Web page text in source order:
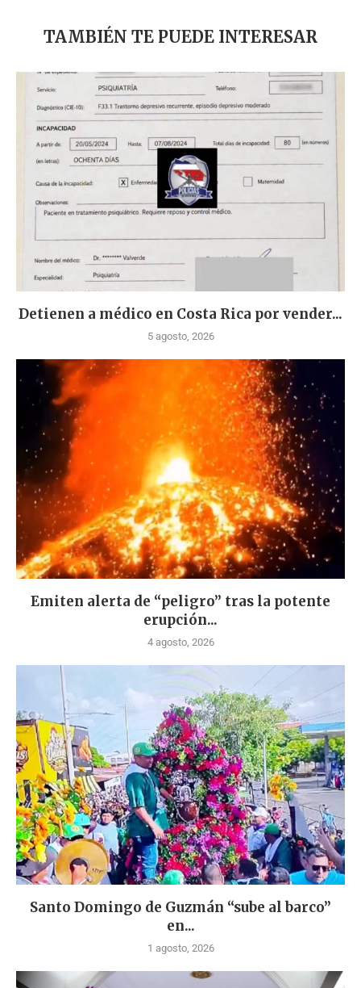
TAMBIÉN TE PUEDE INTERESAR
Detienen a médico en Costa Rica por vender...
5 agosto, 2026
Emiten alerta de “peligro” tras la potente
erupción...
4 agosto, 2026
Santo Domingo de Guzmán “sube al barco”
en...
1 agosto, 2026